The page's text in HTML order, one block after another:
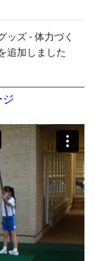
ッズ - 体力づく
追加しました
ジ